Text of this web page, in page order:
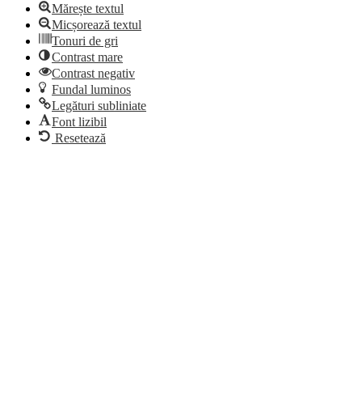
Mărește textul
Micșorează textul
Tonuri de gri
Contrast mare
Contrast negativ
Fundal luminos
Legături subliniate
Font lizibil
Resetează